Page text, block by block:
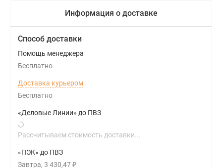
Информация о доставке
Способ доставки
Помощь менеджера
Бесплатно
Доставка курьером
Бесплатно
«Деловые Линии» до ПВЗ
Рассчитываем стоимость доставки...
«ПЭК» до ПВЗ
Завтра 3 430,47₽